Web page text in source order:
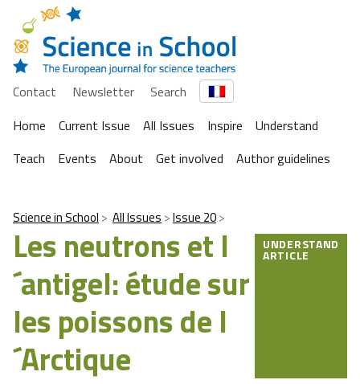
Contact Newsletter
Search
Home
Current Issue All Issues Inspire
Understand
Teach
Events About Get involved Author guidelines
Science in School All Issues Issue 20
Les neutrons et l
´antigel: étude sur
les poissons de l
´Arctique
UNDERSTAND
ARTICLE